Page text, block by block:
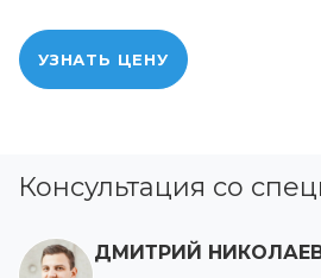
УЗНАТЬ ЦЕНУ
Консультация со
ДМИТРИЙ